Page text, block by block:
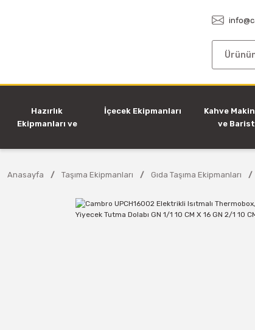
Hazırlık
Ekipmanları ve
İçecek Ekipmanları
Kahve
ve
Anasayfa Taşıma Ekipmanları Gıda Taşıma Ekipmanları